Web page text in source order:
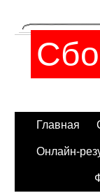
Главная
Онлайн-